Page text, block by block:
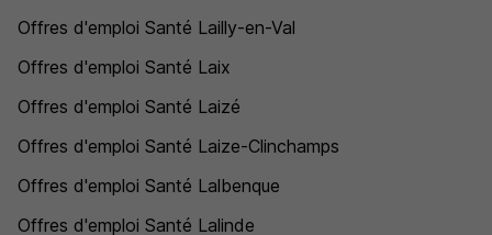
Offres d'emploi Santé Lailly-en-Val
Offres d'emploi Santé Laix
Offres d'emploi Santé Laizé
Offres d'emploi Santé Laize-Clinchamps
Offres d'emploi Santé Lalbenque
Offres d'emploi Santé Lalinde